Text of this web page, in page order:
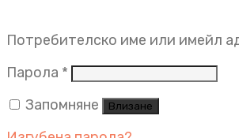
Потребителско име или имейл
Парола * Задължително
Запомняне
Влизане